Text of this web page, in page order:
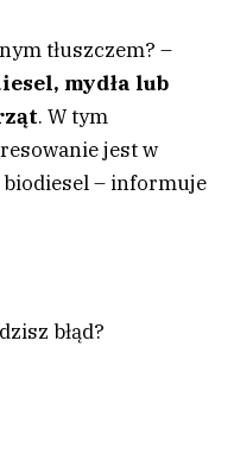
tłuszczem? –
mydła lub
. W tym
jest w
– informuje
błąd?